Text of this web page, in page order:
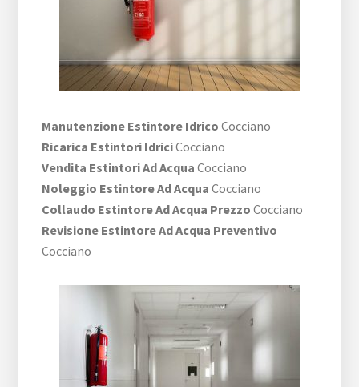
Manutenzione Estintore Idrico Cocciano
Ricarica Estintori IdriciCocciano
Vendita Estintori Ad Acqua Cocciano
Noleggio Estintore Ad Acqua Cocciano
Collaudo Estintore Ad Acqua Prezzo Cocciano
Revisione Estintore Ad Acqua Preventivo
Cocciano